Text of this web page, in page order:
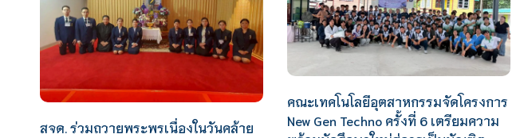
สจด. ร่วมถวายพระพรเนื่องในวันคล้าย
คณะเทคโนโลยีอุตสาหกรรมจัดโครงการ
New Gen Techno ครั้งที่ 6 เตรียมความ